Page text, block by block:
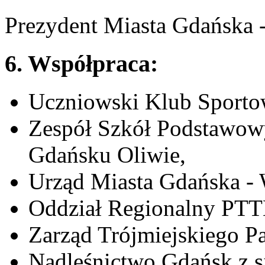
Prezydent Miasta Gdańska
6. Współpraca:
Uczniowski Klub
Zespół Szkół
Gdańsku Oliwie,
Urząd Miasta Gdańska
Oddział Regionalny
Zarząd Trójmiejskiego